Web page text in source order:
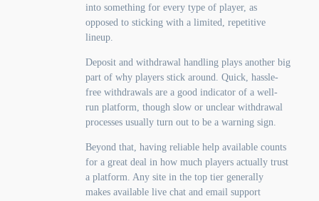
into something for every type of player, as
opposed to sticking with a limited, repetitive
lineup.
Deposit and withdrawal handling plays another big
part of why players stick around. Quick, hassle-
free withdrawals are a good indicator of a well-
run platform, though slow or unclear withdrawal
processes usually turn out to be a warning sign.
Beyond that, having reliable help available counts
for a great deal in how much players actually trust
a platform. Any site in the top tier generally
makes available live chat and email support